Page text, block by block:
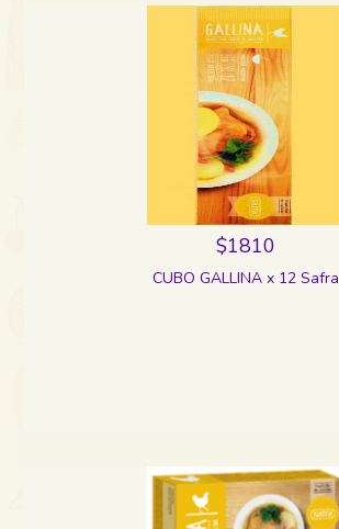
$1810
CUBO GALLINA x 12 Safra